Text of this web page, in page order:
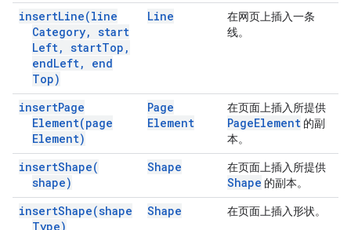
insertLine(line
Category, start
Left, startTop ,
endLeft,
end
Top)
Line
在网页上插入一条
线。
insertPage
Element(page
Element)
Page
Element
在页面上插入所提供
PageElement 的副
本。
insertShape(
shape)
Shape 在页面上插入所提供
Shape 的副本。
insertShape(shape
Type)
Shape 在页面上插入形状。